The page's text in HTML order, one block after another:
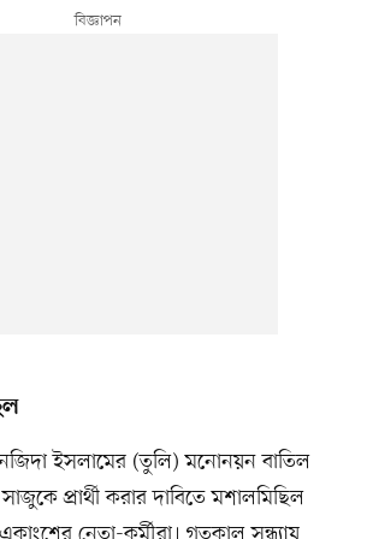
ইসলামের (তুলি) মনোনয়ন বাতিল
প্রার্থী করার দাবিতে মশালমিছিল